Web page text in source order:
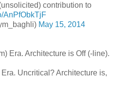
contribution to
AnPfObkTjF
May 15, 2014
Era. Architecture is Off (-line).
Uncritical? Architecture is,